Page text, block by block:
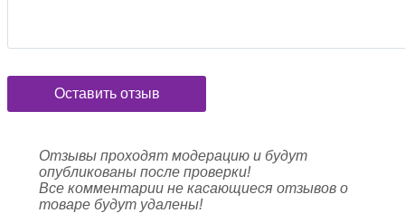
Оставить отзыв
Отзывы проходят модерацию и будут
опубликованы после проверки!
Все комментарии не касающиеся отзывов о
товаре будут удалены!